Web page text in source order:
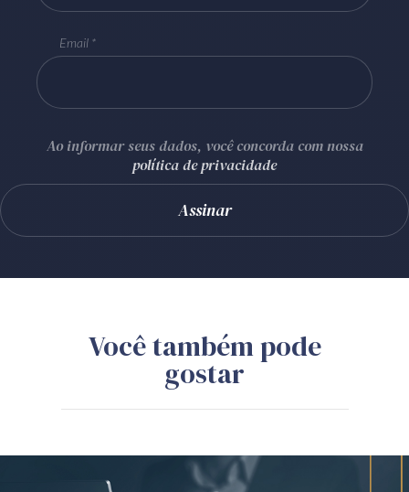
Email
Ao informar seus dados, você concorda com nossa
política de privacidade
Você também pode
gostar